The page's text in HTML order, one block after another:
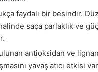
faydalı bir besindir.
saça parlaklık ve
antioksidan ve
yavaşlatıcı etkisi